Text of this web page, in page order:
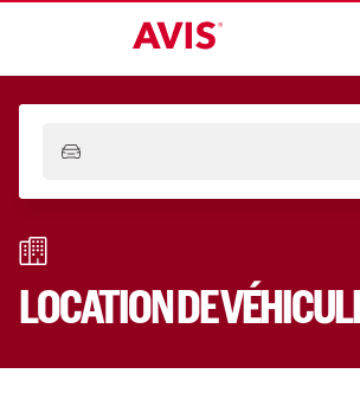
LOCATION DE